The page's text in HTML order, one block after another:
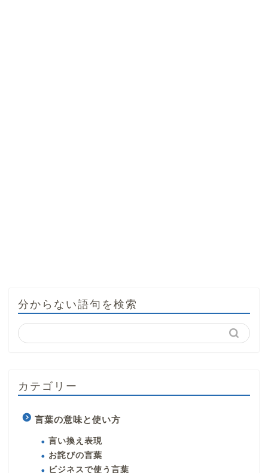
分からない語句を検索
カテゴリー
言葉の意味と使い方
言い換え表現
お詫びの言葉
ビジネスで使う言葉